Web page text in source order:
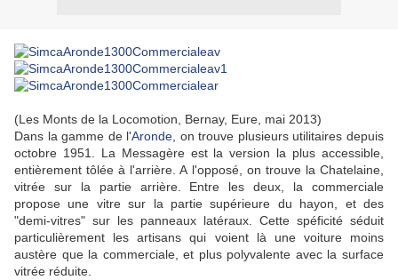
(Les Monts de la Locomotion, Bernay, Eure, mai 2013)
Dans la gamme de l'Aronde , on trouve plusieurs utilitaires depuis
octobre 1951. La Messagère est la version la plus accessible,
entièrement tôlée à l'arrière. A l'opposé, on trouve la Chatelaine,
vitrée sur la partie arrière. Entre les deux, la commerciale
propose une vitre sur la partie supérieure du hayon, et des
"demi-vitres" sur les panneaux latéraux. Cette spéficité séduit
particulièrement les artisans qui voient là une voiture moins
austère que la commerciale, et plus polyvalente avec la surface
vitrée réduite.